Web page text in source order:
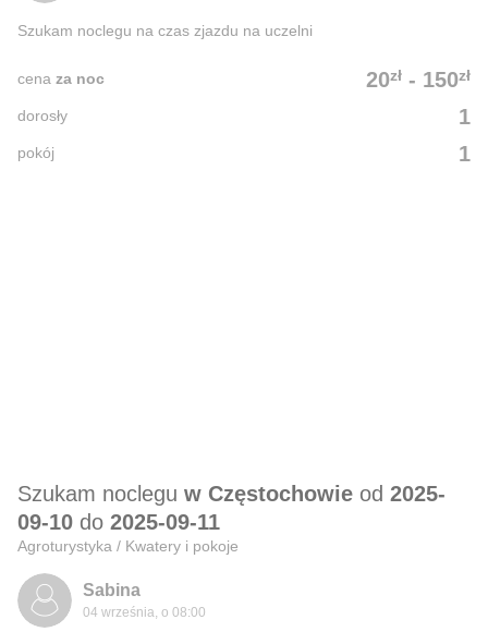
Szukam noclegu na czas zjazdu na uczelni
20zł - 150zł
cena za noc
1
dorosły
1
pokój
Szukam noclegu w Częstochowie od 2025-
09-10 do 2025-09-11
Agroturystyka / Kwatery i pokoje
Sabina
04 września, o 08:00